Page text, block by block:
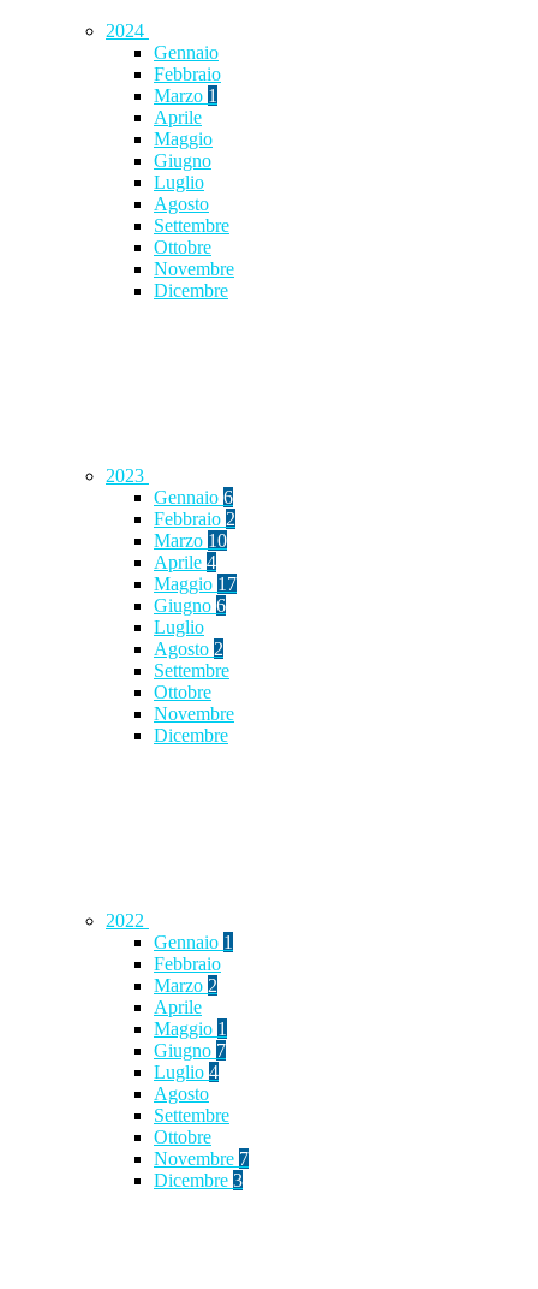
2024
Gennaio
Febbraio
Marzo 1
Aprile
Maggio
Giugno
Luglio
Agosto
Settembre
Ottobre
Novembre
Dicembre
2023
Gennaio 6
Febbraio 2
Marzo 10
Aprile 4
Maggio 17
Giugno 6
Luglio
Agosto 2
Settembre
Ottobre
Novembre
Dicembre
2022
Gennaio 1
Febbraio
Marzo 2
Aprile
Maggio 1
Giugno 7
Luglio 4
Agosto
Settembre
Ottobre
Novembre 7
Dicembre 3